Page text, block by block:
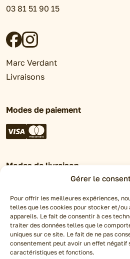
Gérer le
Pour offrir les meilleures expériences,
telles que les cookies pour stocker et/ou
appareils. Le fait de consentir à ces
traiter des données telles que le
uniques sur ce site. Le fait de ne pas
consentement peut avoir un effet négatif
caractéristiques et fonctions.
03 81 51 90 15
Marc Verdant
Livraisons
Modes de paiement
Modes de livraison
Click&Collect
Livraison Chronofresh
Espace pro